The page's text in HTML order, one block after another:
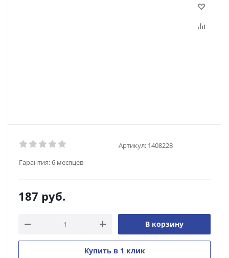
Артикул: 1408228
Гарантия:6 месяцев
187 руб.
В корзину
Купить в 1 клик